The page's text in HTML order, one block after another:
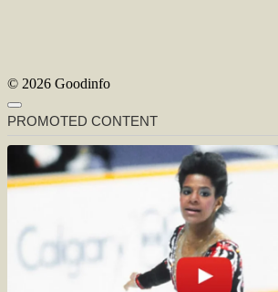
© 2026 Goodinfo